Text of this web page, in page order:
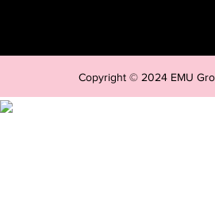
Copyright © 2024 EMU